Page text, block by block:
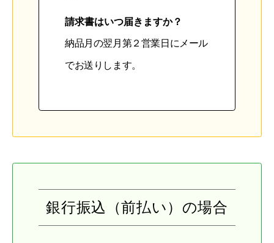
請求書はいつ届きますか？
納品月の翌月第２営業日にメール
でお送りします。
銀行振込（前払い）の場合